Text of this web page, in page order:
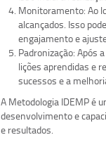
Monitoramento: Ao
alcançados. Isso
engajamento e
Padronização: Após
lições aprendidas e
sucessos e a
A Metodologia IDEMP é
desenvolvimento e
e resultados.